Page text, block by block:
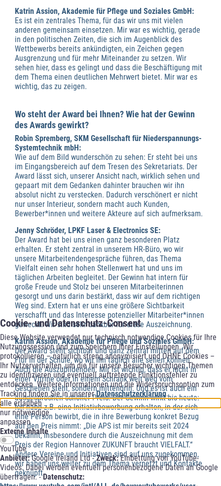
Cookie- und Datenschutz-Consent
Diese Website verwendet nur technisch notwendige Cookies für Ihre
Nutzungssession und zum Speichern Ihrer Einstellungen. Wir
protokollieren – natürlich streng anonymisiert und OHNE Cookies –
Ihr Nutzerverhalten, um die für unsere Besucher wichtigen Themen
zu identifizieren und eventuell auftretende Funktionsfehler zu
entdecken. Weitere Informationen und die Widerspruchsoption zum
Tracking finden Sie in unsererDatenschutzerklärung.
alle erlauben
nur notwendige
anpassen
Externe Inhalte
YouTube
Anbieter:Google Ireland Ltd -Zweck:Einbettung von YouTube-
Videos. Dabei werden eventuell personenbezogene Daten an Google
übertragen. -Datenschutz:
Katrin Assion, Akademie für Pflege und Soziales GmbH:
Es ist ein zentrales Thema, für das wir uns mit vielen
anderen gemeinsam einsetzen. Mir war es wichtig, gerade
in den politischen Zeiten, die sich im Augenblick des
Wettbewerbs bereits ankündigten, ein Zeichen gegen
Ausgrenzung und für mehr Miteinander zu setzen. Wir
sehen hier, dass es gelingt und dass die Beschäftigung mit
dem Thema einen deutlichen Mehrwert bietet. Mir war es
wichtig, das zu zeigen.
Wo steht der Award bei Ihnen? Wie hat der Gewinn
des Awards gewirkt?
Robin Spremberg, SKM Gesellschaft für Niederspannungs-
Systemtechnik mbH:
Wie auf dem Bild wunderschön zu sehen: Er steht bei uns
im Eingangsbereich auf dem Tresen des Sekretariats. Der
Award lässt sich, unserer Ansicht nach, wirklich sehen und
gepaart mit dem Gedanken dahinter brauchen wir ihn
absolut nicht zu verstecken. Dadurch verschönert er nicht
nur unser Interieur, sondern macht auch Kunden,
Bewerber*innen und weitere Akteure auf sich aufmerksam.
Jenny Schröder, LPKF Laser & Electronics SE:
Der Award hat bei uns einen ganz besonderen Platz
erhalten. Er steht zentral in unserem HR-Büro, wo wir
unsere Mitarbeitendengespräche führen, das Thema
Vielfalt einen sehr hohen Stellenwert hat und uns im
täglichen Arbeiten begleitet. Der Gewinn hat intern für
große Freude und Stolz bei unseren Mitarbeiterinnen
gesorgt und uns darin bestärkt, dass wir auf dem richtigen
Weg sind. Extern hat er uns eine größere Sichtbarkeit
verschafft und das Interesse potenzieller Mitarbeiter*innen
geweckt. Wir sind sehr dankbar für diese Auszeichnung.
Katrin Assion, Akademie für Pflege und Soziales GmbH:
Der Award steht sichtbar und ganz zentral mitten auf dem
Flur in der Schule, wo wir ihn täglich alle sehen können.
Auch die Auszubildenden. Mir ist wichtig, dass er nicht in
einer Vitrine oder in einem Schrank weit weg vom
Geschehen steht, sondern mittendrin. Und es ist auch ein
ausgesprochen schöner Preis. Der Gewinn wirkt bis heute:
Ich habe z.B. eine Initiativbewerbung erhalten, in der sich
eine Person bewirbt, die in ihre Bewerbung konkret Bezug
auf den Preis nimmt: „Die APS ist mir bereits seit 2024
bekannt, insbesondere durch die Auszeichnung mit dem
Preis der Region Hannover ZUKUNFT braucht VIELFALT.“
Andere Vereine und Initiativen sind auf uns zugekommen,
wir haben uns weiter zu dem Thema vernetzt und Kontakte
geknüpft.